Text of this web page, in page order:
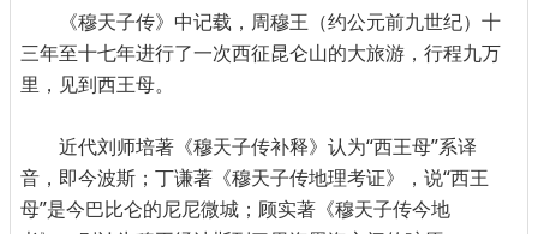
《穆天子传》中记载，周穆王（约公元前九世纪）十
三年至十七年进行了一次西征昆仑山的大旅游，行程九万
里，见到西王母。
近代刘师培著《穆天子传补释》认为“西王母”系译
音，即今波斯；丁谦著《穆天子传地理考证》，说“西王
母”是今巴比仑的尼尼微城；顾实著《穆天子传今地